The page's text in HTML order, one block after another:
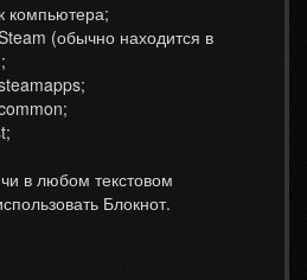
компьютера;
(обычно находится в
в любом текстовом
Блокнот.